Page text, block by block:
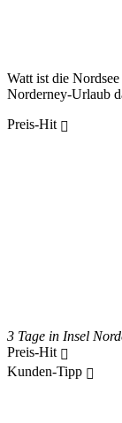
Watt ist die
Norderney-Urlaub
Preis-Hit
3 Tage in Insel
Preis-Hit
Kunden-Tipp